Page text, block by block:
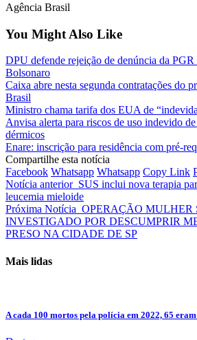
Agência Brasil
You Might Also Like
DPU defende rejeição de denúncia da
Bolsonaro
Caixa abre nesta segunda contratações do
Brasil
Ministro chama tarifa dos EUA de
Anvisa alerta para riscos de uso indevido
dérmicos
Enare: inscrição para residência com pré-
Compartilhe esta notícia
Facebook Whatsapp Whatsapp Copy Link
Notícia anterior SUS inclui nova terapia
leucemia mieloide
Próxima Notícia OPERAÇÃO MULHER
INVESTIGADO POR DESCUMPRIR
PRESO NA CIDADE DE SP
Mais lidas
A cada 100 mortos pela polícia em 2022, 65